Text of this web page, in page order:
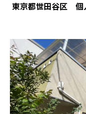
東京都世田谷区 個